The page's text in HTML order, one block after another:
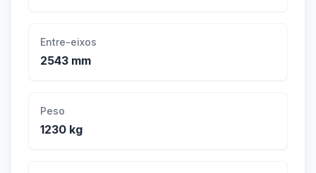
Entre-eixos
2543 mm
Peso
1230 kg